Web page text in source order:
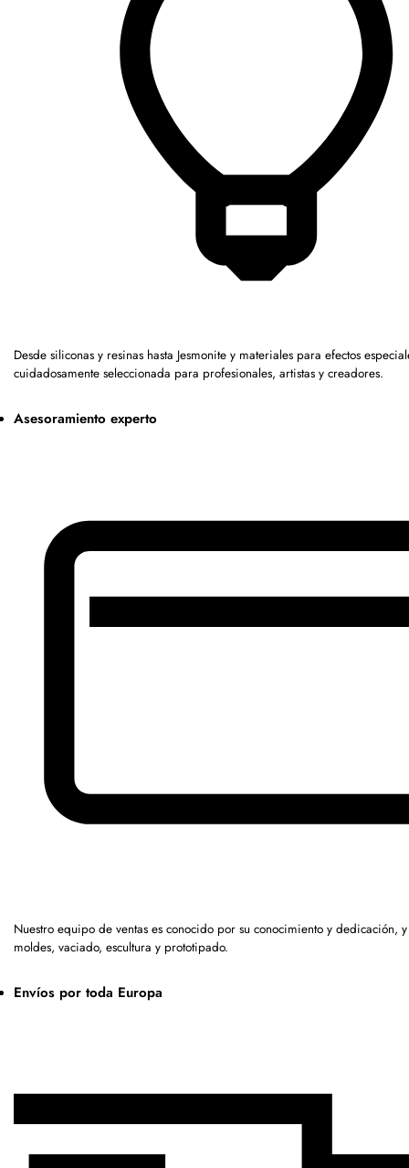
Desde siliconas y resinas hasta Jesmonite y materiales para efectos
cuidadosamente seleccionada para profesionales, artistas y creadores.
Asesoramiento experto
Nuestro equipo de ventas es conocido por su conocimiento y dedicación,
moldes, vaciado, escultura y prototipado.
Envíos por toda Europa